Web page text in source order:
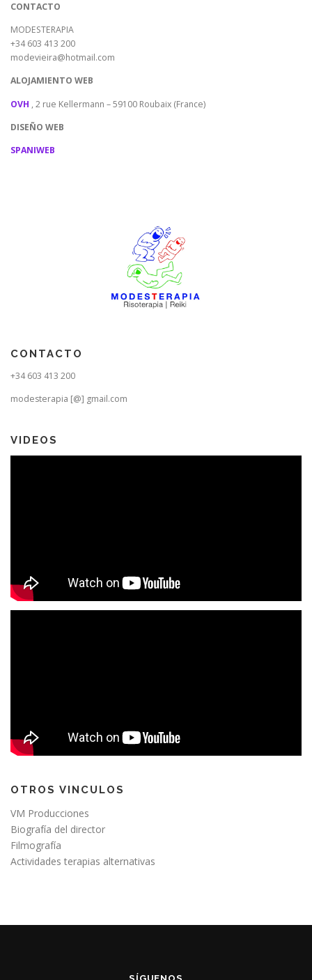
CONTACTO
MODESTERAPIA
+34 603 413 200
modevieira@hotmail.com
ALOJAMIENTO WEB
OVH , 2 rue Kellermann – 59100 Roubaix (France)
DISEÑO WEB
SPANIWEB
CONTACTO
+34 603 413 200
modesterapia [@] gmail.com
VIDEOS
OTROS VINCULOS
VM Producciones
Biografía del director
Filmografía
Actividades terapias alternativas